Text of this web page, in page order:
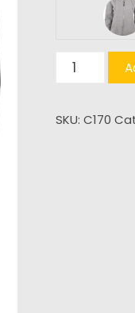
Elizabeth
quantity
SKU:C170